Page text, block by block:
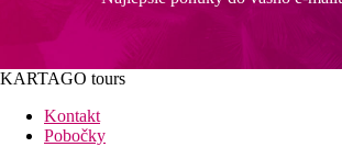
KARTAGO tours
Kontakt
Pobočky